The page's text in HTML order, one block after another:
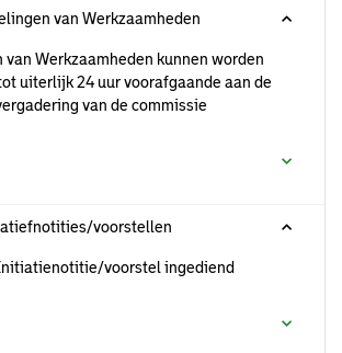
van Werkzaamheden
van Werkzaamheden kunnen worden
uiterlijk 24 uur voorafgaande aan de
van de commissie
voorstellen
voorstel ingediend